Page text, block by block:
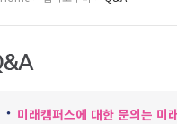
미래캠퍼스에 대한 문의는 미